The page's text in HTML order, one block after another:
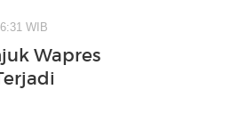
WIB
Wapres